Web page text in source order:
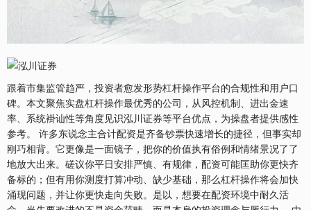
跟着市集监管趋严，投资者愈发形势杠杆操作平台的合规性和用户口
碑。本文聚焦实盘杠杆操作最优秀的公司，从风控机制、进出金速
率、系统褂讪性等角度见识泓川证券等平台优点，为操盘者提供感性
参考。 许多东说念主合计配资是齐备钞票快速增长的捷径，但事实却
刚巧相背。它更像是一面镜子，把你的价值执有俗例和情绪景况了了
地放大出来。磋议你平日安排严慎、有规律，配资可能匡助你更快齐
备标的；但有用你测度打算冲动、缺少基础，那么杠杆操作将会加快
涌现问题，并让你更快走向失败。是以，想要在配资环境中耐久活